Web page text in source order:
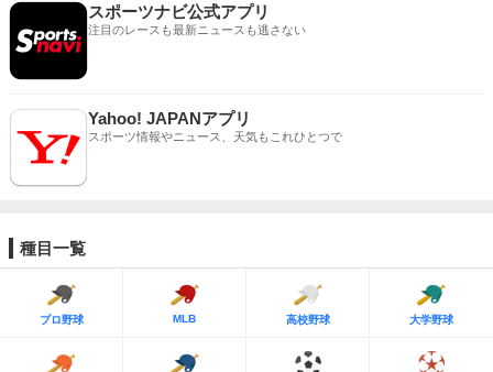
スポーツナビ公式アプリ
注目のレースも最新ニュースも逃さない
Yahoo! JAPANアプリ
スポーツ情報やニュース、天気もこれひとつで
種目一覧
プロ野球 MLB 高校野球 大学野球